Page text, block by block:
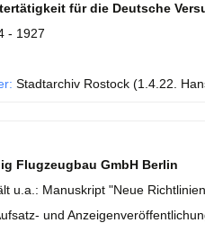
für die Deutsche
- 1927
Stadtarchiv Rostock (1.4.22.
Flugzeugbau GmbH Berlin
u.a.: Manuskript "Neue
und